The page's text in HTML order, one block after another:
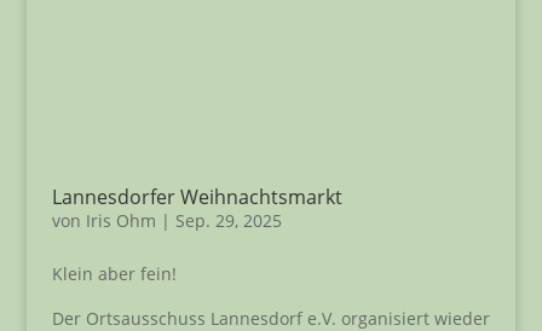
Lannesdorfer Weihnachtsmarkt
von Iris Ohm | Sep. 29, 2025
Klein aber fein!
Der Ortsausschuss Lannesdorf e.V. organisiert wieder